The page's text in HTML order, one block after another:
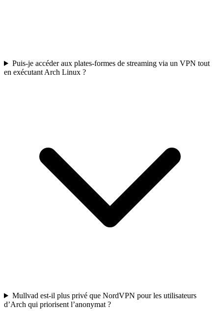
Puis-je accéder aux plates-formes de streaming via un VPN tout
en exécutant Arch Linux ?
Mullvad est-il plus privé que NordVPN pour les utilisateurs
d’Arch qui priorisent l’anonymat ?